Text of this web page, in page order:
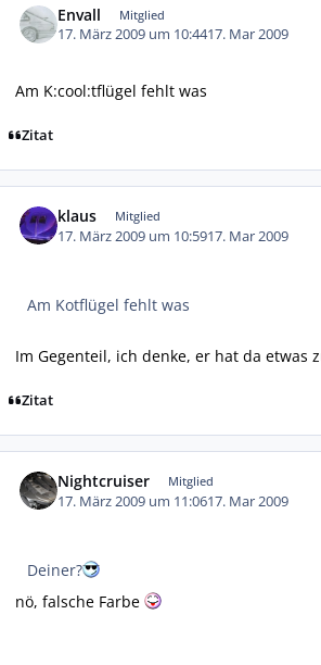
Envall Mitglied
17. März 2009 um 10:4417. Mar 2009
Am K:cool:tflügel fehlt was
Zitat
klaus Mitglied
17. März 2009 um 10:5917. Mar 2009
Am Kotflügel fehlt was
Im Gegenteil, ich denke, er hat da etwas
Zitat
Nightcruiser Mitglied
17. März 2009 um 11:0617. Mar 2009
Deiner?
nö, falsche Farbe